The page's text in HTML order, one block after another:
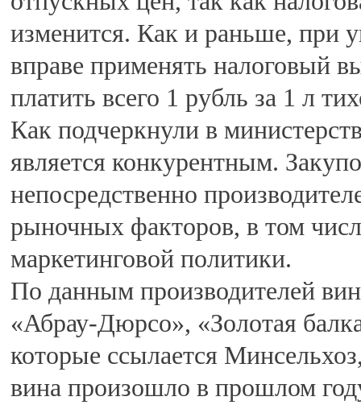
изменится. Как и раньше, при
вправе применять налоговый
платить всего 1 рубль за 1 л
Как подчеркнули в
является конкурентным.
непосредственно
рыночных факторов, в том
маркетинговой политики.
По данным производителей
«Абрау-Дюрсо», «Золотая
которые ссылается
вина произошло в прошлом